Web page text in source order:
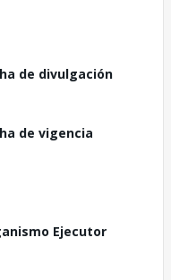
de divulgación
de vigencia
Ejecutor